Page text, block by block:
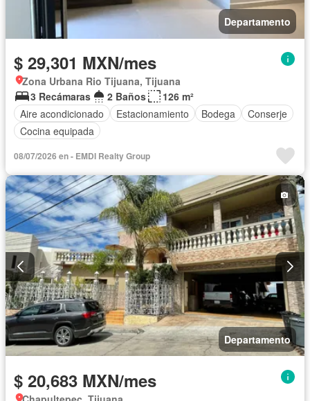
Departamento
$ 29,301 MXN/mes
Zona Urbana Rio Tijuana, Tijuana
3 Recámaras
2 Baños
126 m²
Aire acondicionado
Estacionamiento Bodega
Conserje
Cocina equipada
08/07/2026 en - EMDI Realty Group
Departamento
$ 20,683 MXN/mes